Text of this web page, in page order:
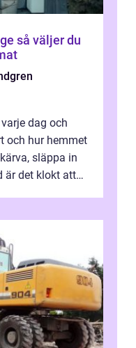
du
dag och
och hur hemmet
släppa in
är det klokt att